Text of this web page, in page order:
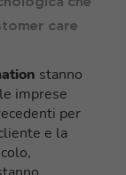
care
stanno
imprese
per
e la